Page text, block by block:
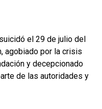
el 29 de julio del
agobiado por la crisis
y decepcionado
de las autoridades y